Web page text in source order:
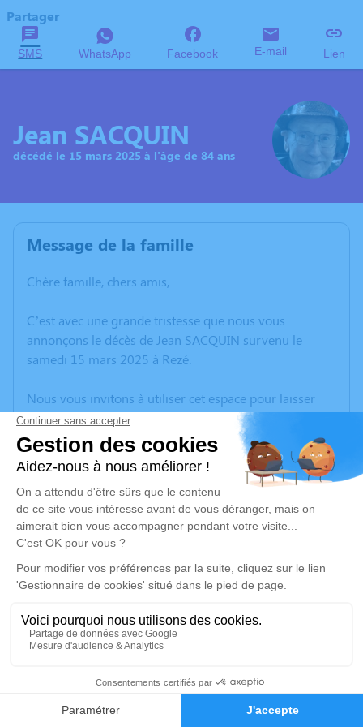
Faire-part Hommages
Partager
SMS WhatsApp Facebook E-mail Lien
Jean SACQUIN
décédé le 15 mars 2025 à l'âge de 84 ans
Message de la famille
Chère famille, chers amis,
C’est avec une grande tristesse que nous vous
annonçons le décès de Jean SACQUIN survenu le
samedi 15 mars 2025 à Rezé.
Nous vous invitons à utiliser cet espace pour laisser
vos condoléances, partager des photos souvenirs, une
anecdote ou exprimer vos pensées à travers des
poèmes ou des textes. Cet endroit est un lieu
d'expression dédié à honorer la mémoire de Jean
SACQUIN.
Un service de plantation d’arbre hommage est
disponible ici
Cérémonie religieuse
Chapelle Saint André de Rezé
28 rue Claude Debussy